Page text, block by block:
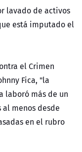
lavado de activos
está imputado el
el Crimen
Fica, "la
laboró más de un
menos desde
en el rubro